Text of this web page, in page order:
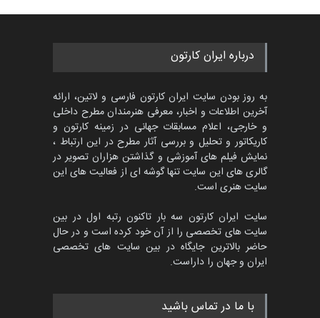
جشنواره بین‌المللی کارتون
مدارس پرتغال، ۲۰۲۷
پنجمین مسابقۀ بین‌المللی
کارتون طنز «کلاه‌ای…
مهلت 5 ماه دیگر
بیست و هشتمین مسابقه
بین‌المللی آزاد طراحی ط…
مهلت
گالری 3 روز قبل
درباره ایران کارتون
به روز بودن سایت ایران کارتون فارسی و لاتین، ارائه
آخرین اطلاعات و اخبار، معرفی هنرمندان مطرح داخلی
و خارجی، اعلام مسابقات جهانی در زمینه کارتون و
کاریکاتور و تحلیل و بررسی آثار مطرح در این ارتباط ،
نمایش فیلم های آموزشی و گذاشتن هزاران تصویر در
گالری های این سایت تنها گوشه ای از فعالیت های این
سایت هنری است.
سایت ایران کارتون سه بار تاکنون رتبه اول در بین
سایت های تخصصی را از آن خود کرده است و در حال
حاضر بالاترین جایگاه در بین سایت های تخصصی
ایران و جهان را داراست.
با ما در تماس باشید